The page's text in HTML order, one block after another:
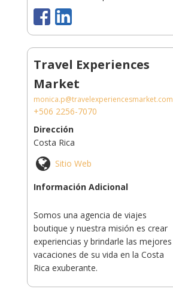
Travel Experiences
Market
monica.p@travelexperiencesmarket.com
+506 2256-7070
Dirección
Costa Rica
Sitio Web
Información Adicional
Somos una agencia de viajes
boutique y nuestra misión es crear
experiencias y brindarle las mejores
vacaciones de su vida en la Costa
Rica exuberante.